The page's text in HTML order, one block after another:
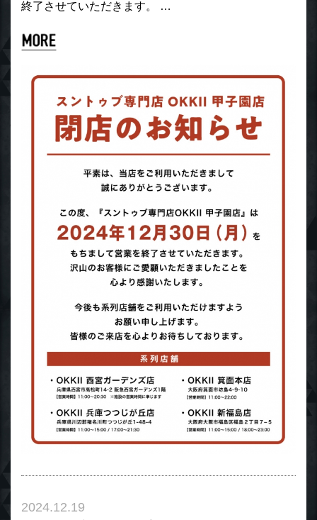
終了させていただきます。 …
2024.12.19